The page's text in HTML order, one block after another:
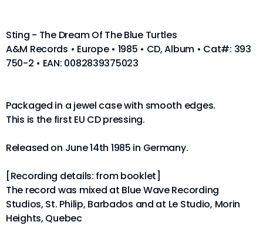
Sting - The Dream Of The Blue Turtles
A&M Records • Europe • 1985 • CD, Album • Cat#: 393
750-2 • EAN: 0082839375023
Packaged in a jewel case with smooth edges.
This is the first EU CD pressing.
Released on June 14th 1985 in Germany.
[Recording details: from booklet]
The record was mixed at Blue Wave Recording
Studios, St. Philip, Barbados and at Le Studio, Morin
Heights, Quebec